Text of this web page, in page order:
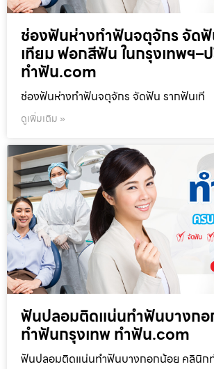
ช่องฟันห่างทำฟันจตุจักร จัด
เทียม ฟอกสีฟัน ในกรุงเทพฯ
ทำฟัน.com
ช่องฟันห่างทำฟันจตุจักร จัดฟัน รากฟันเที
ดูเพิ่มเติม »
ฟันปลอมติดแน่นทำฟันบางก
ทำฟันกรุงเทพ ทำฟัน.com
ฟันปลอมติดแน่นทำฟันบางกอกน้อย คลินิก